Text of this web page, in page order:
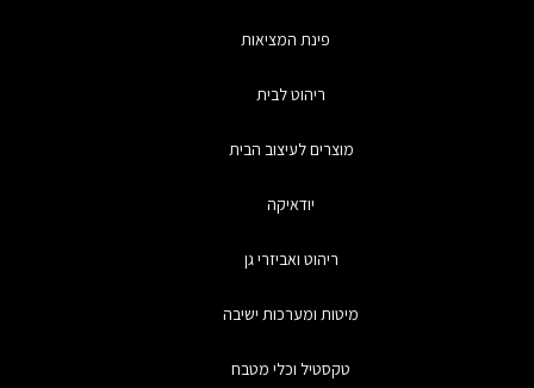
פינת המציאות
ריהוט לבית
מוצרים לעיצוב הבית
יודאיקה
ריהוט ואביזרי גן
מיטות ומערכות ישיבה
טקסטיל וכלי מטבח